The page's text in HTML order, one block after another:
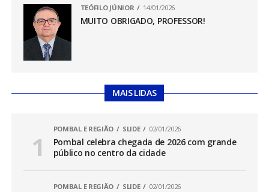
TEÓFILO JÚNIOR 14/01/2026
MUITO OBRIGADO, PROFESSOR!
MAIS LIDAS
POMBAL E REGIÃO SLIDE 02/01/2026
Pombal celebra chegada de 2026 com grande
público no centro da cidade
POMBAL E REGIÃO SLIDE 02/01/2026